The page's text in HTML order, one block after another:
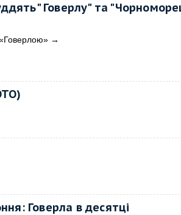
Говерлу" та
→
Говерла в десятці